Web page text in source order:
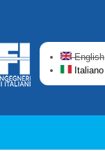
English
Italiano